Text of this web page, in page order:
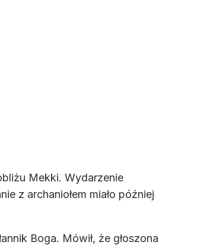
Mekki. Wydarzenie
z archaniołem miało później
Boga. Mówił, że głoszona